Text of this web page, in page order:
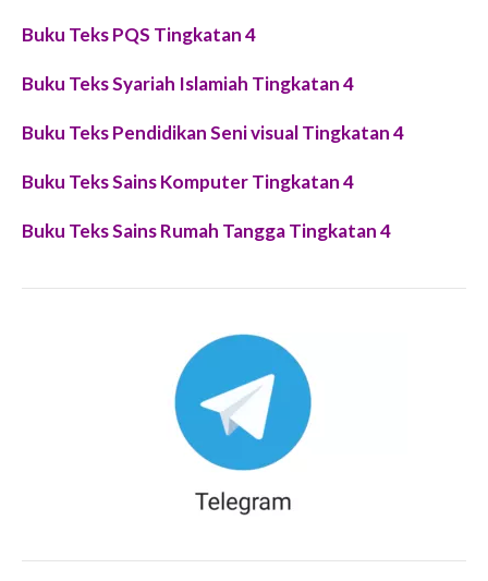
Buku Teks PQS Tingkatan 4
Buku Teks Syariah Islamiah Tingkatan 4
Buku Teks Pendidikan Seni visual Tingkatan 4
Buku Teks Sains Komputer Tingkatan 4
Buku Teks Sains Rumah Tangga Tingkatan 4